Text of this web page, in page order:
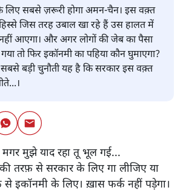
सबसे ज़रूरी होगा अमन-चैन। इस वक़्त
जिस तरह उबाल खा रहे हैं उस हालत में
आएगा। और अगर लोगों की जेब का पैसा
तो फिर इकॉनमी का पहिया कौन घुमाएगा?
बड़ी चुनौती यह है कि सरकार इस वक़्त
मगर मुझे याद रहा तू भूल गई...
तरफ़ से सरकार के लिए गा लीजिए या
से इकॉनमी के लिए। ख़ास फर्क नहीं पड़ेगा।